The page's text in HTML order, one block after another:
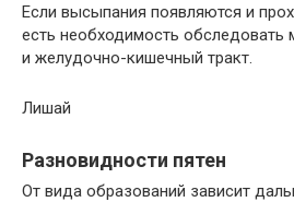
Если высыпания появляются и
есть необходимость обследовать
и желудочно-кишечный тракт.
Лишай
Разновидности пятен
От вида образований зависит